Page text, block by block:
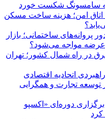
سامسونگ شکست خورد
اتاق امن؛ هزینه ساخت مسکن
پروانه‌های ساختمانی؛ بازار
عرضه مواجه می‌شود؟
در راه شمال کشور؛ تهران
اتحادیه اقتصادی
توسعه تجارت و همگرایی
برگزاری دوره‌ای «اکسپو
کرد